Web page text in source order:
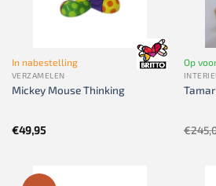
In nabestelling
VERZAMELEN
Mickey Mouse Thinking
€49,95
Op
€